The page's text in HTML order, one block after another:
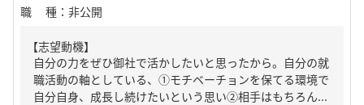
職種 ： 非公開
【志望動機】
自分の力をぜひ御社で活かしたいと思ったから。自分の就
職活動の軸としている、①モチベーチョンを保てる環境で
自分自身、成長し続けたいという思い②相手はもちろん...